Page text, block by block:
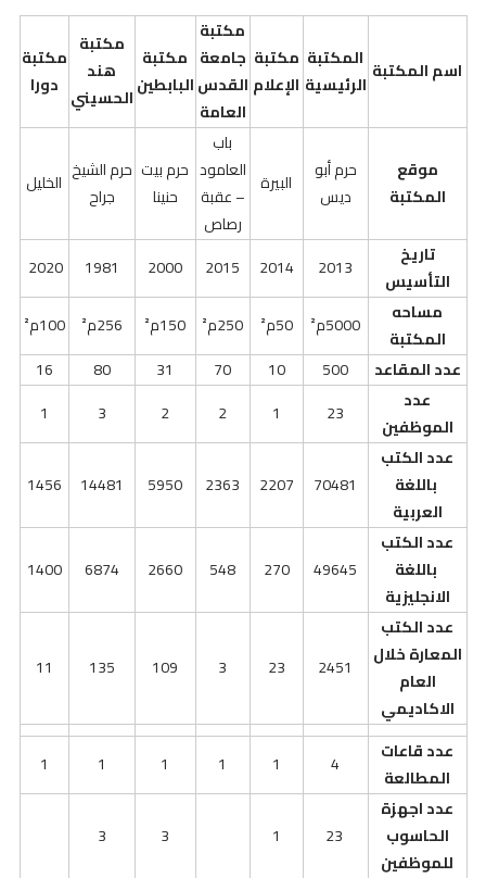
اسم المكتبة المكتبة
الرئيسية
مكتبة
الإعلام
مكتبة
جامعة
القدس
العامة
مكتبة
البابطين
مكتبة
هند
الحسيني
مكتبة
دورا
موقع
المكتبة
حرم أبو
ديس
البيرة
باب
العامود
– عقبة
رصاص
حرم بيت
حنينا
حرم الشيخ
جراح
الخليل
تاريخ
التأسيس
2013
2014
2015
2000
1981
2020
مساحه
المكتبة
5000م² 50م² 250م² 150م² 256م²
100م²
عدد المقاعد
500
10
70
31
80
16
عدد
الموظفين
23
1
2
2
3
1
عدد الكتب
باللغة
العربية
70481
2207
2363
5950
14481
1456
عدد الكتب
باللغة
الانجليزية
49645
270
548
2660
6874
1400
عدد الكتب
المعارة خلال
العام
الاكاديمي
2451
23
3
109
135
11
عدد قاعات
المطالعة
4
1
1
1
1
1
عدد اجهزة
الحاسوب
للموظفين
1
3
3